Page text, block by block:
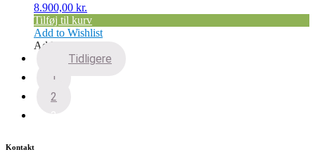
8.900,00 kr.
Tilføj til kurv
Add to Wishlist
Add to Wishlist
Tidligere
1
2
Kontakt